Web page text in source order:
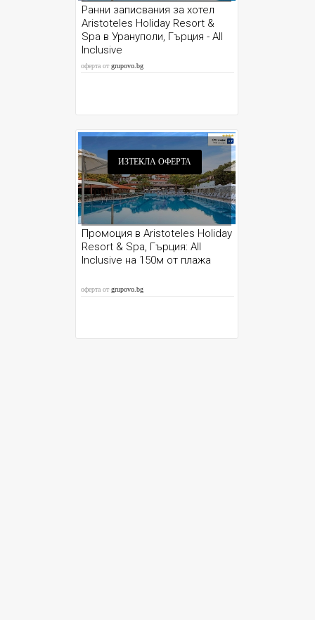
Ранни записвания за хотел
Aristoteles Holiday Resort &
Spa в Урануполи, Гърция - All
Inclusive
оферта отgrupovo.bg
ИЗТЕКЛА ОФЕРТА
Промоция в Aristoteles Holiday
Resort & Spa, Гърция: All
Inclusive на 150м от плажа
оферта отgrupovo.bg